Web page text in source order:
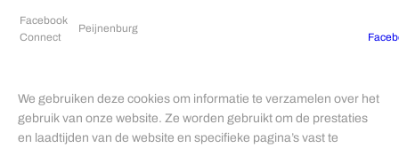
Facebook
Connect
Peijnenburg
We gebruiken deze cookies om informatie te verzamelen over het
gebruik van onze website. Ze worden gebruikt om de prestaties
en laadtijden van de website en specifieke pagina’s vast te